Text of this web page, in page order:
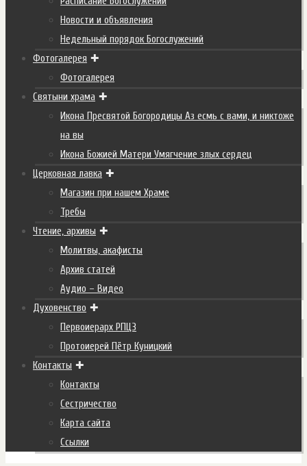
Новости и объявления
Недельный порядок Богослужений
Фотогалерея
Фотогалерея
Святыни храма
Икона Пресвятой Богородицы Аз есмь с вами, и никтоже
на вы
Икона Божией Матери Умягчение злых сердец
Церковная лавка
Магазин при нашем Храме
Требы
Чтение, архивы
Молитвы, акафисты
Архив статей
Аудио – Видео
Духовенство
Первоиерарх РПЦЗ
Протоиерей Пётр Куницкий
Контакты
Контакты
Сестричество
Карта сайта
Ссылки